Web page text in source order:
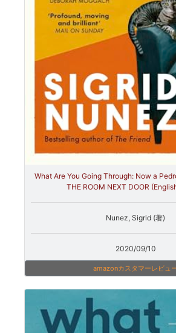
What Are You Going Through: Now a
THE ROOM NEXT DOOR
Nunez, Sigrid (著)
2020/09/10
amazonカスタマーレビュ